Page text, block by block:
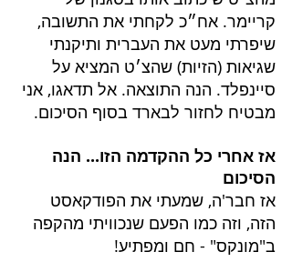
קריימר. אח״כ לקחתי את התשובה,
שיפרתי מעט את העברית ותיקנתי
שגיאות (הזיות) שהצ׳ט המציא על
סיינפלד. הנה התוצאה. אל תדאגו, אני
מבטיח לחזור לבארד בסוף הסיכום.
אז אחרי כל ההקדמה הזו... הנה
הסיכום
אז חבר'ה, שמעתי את הפודקאסט
הזה, וזה כמו הפעם שנכוויתי מהקפה
ב"מונקס" - חם ומפתיע!